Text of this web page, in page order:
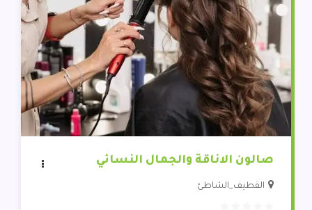
صالون الاناقة والجمال النسائي
القطيف_الشاطئ